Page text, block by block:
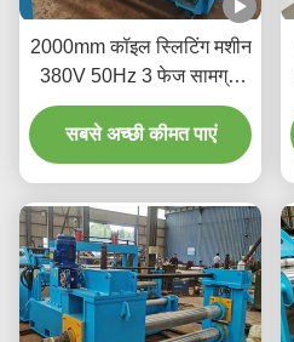
2000mm कॉइल स्लिटिंग मशीन
380V 50Hz 3 फेज सामग्री
उपलब्धता बढ़ाएँ
सबसे अच्छी कीमत पाएं